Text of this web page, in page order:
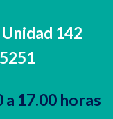
Unidad 142
a 17.00 horas